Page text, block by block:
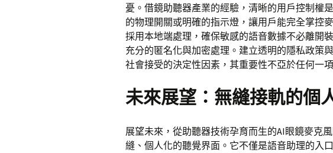
憂。借鏡助聽器產業的經驗，清晰的用戶控制權
的物理開關或明確的指示燈，讓用戶能完全掌控
採用本地端處理，確保敏感的語音數據不必離開
充分的匿名化與加密處理。建立透明的隱私政策
社會接受的決定性因素，其重要性不亞於任何一
未來展望：無縫接軌的個
展望未來，從助聽器技術孕育而生的AI眼鏡麥克
縫、個人化的聽覺界面。它不僅是語音助理的入